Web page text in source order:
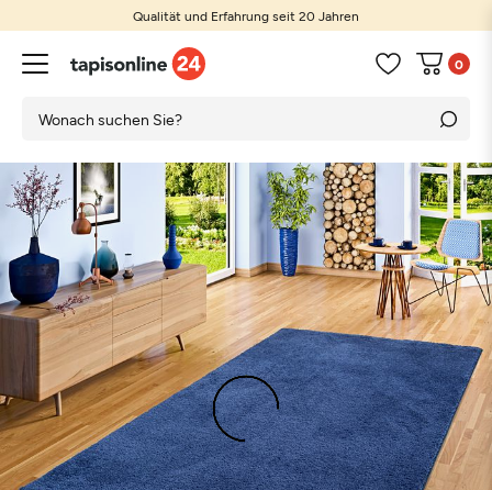
Qualität und Erfahrung seit 20 Jahren
0